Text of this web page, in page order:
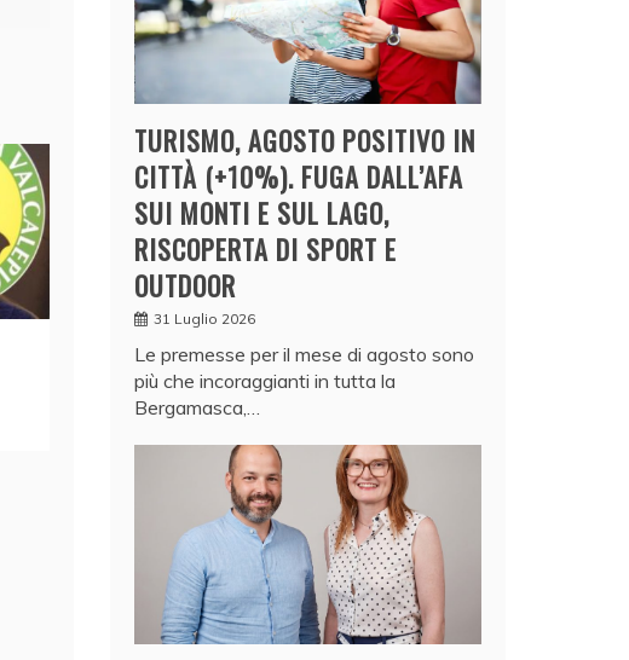
TURISMO, AGOSTO POSITIVO IN
CITTÀ (+10%). FUGA DALL’AFA
SUI MONTI E SUL LAGO,
RISCOPERTA DI SPORT E
OUTDOOR
31 Luglio 2026
Le premesse per il mese di agosto sono
più che incoraggianti in tutta la
Bergamasca,…